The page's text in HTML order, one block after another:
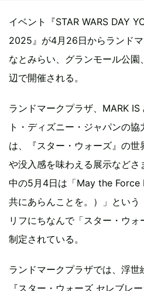
イベント『STAR WARS DAY
2025』が4月26日からランド
なとみらい、グランモール公
辺で開催される。
ランドマークプラザ、MARK
ト・ディズニー・ジャパンの
は、『スター・ウォーズ』の世
や没入感を味わえる展示など
中の5月4日は「May the Force
共にあらんことを。）」とい
リフにちなんで「スター・ウ
制定されている。
ランドマークプラザでは、浮世
『スター・ウォーズ セレブレ